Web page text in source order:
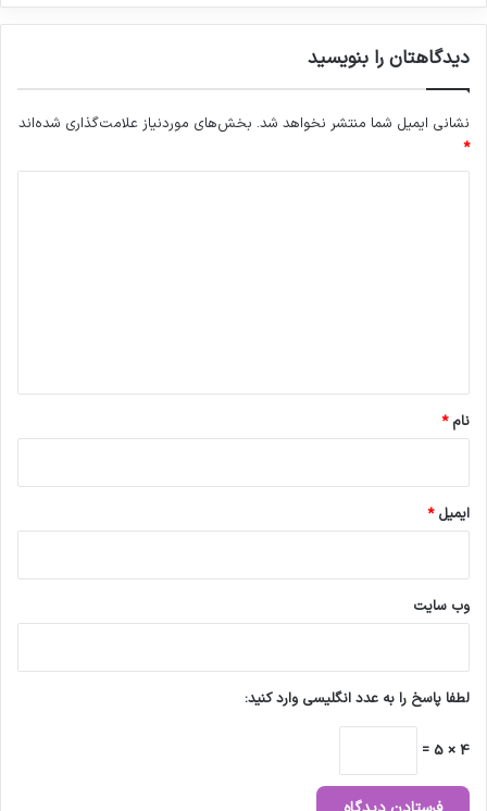
دیدگاهتان را بنویسید
نشانی ایمیل شما منتشر نخواهد شد. بخش‌های موردنیاز علامت‌گذاری شده‌اند
*
نام*
ایمیل*
وب‌ سایت
لطفا پاسخ را به عدد انگلیسی وارد کنید:
4 × 5 =